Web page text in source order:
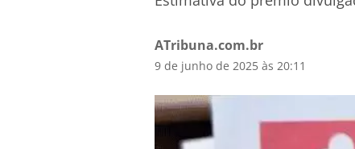
ATribuna.com.br
9 de junho de 2025 às 20:11